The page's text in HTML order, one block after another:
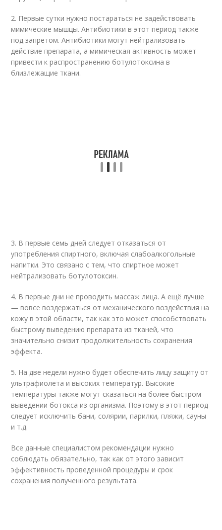
2. Первые сутки нужно постараться не задействовать
мимические мышцы. Антибиотики в этот период также
под запретом. Антибиотики могут нейтрализовать
действие препарата, а мимическая активность может
привести к распространению ботулотоксина в
близлежащие ткани.
3. В первые семь дней следует отказаться от
употребления спиртного, включая слабоалкогольные
напитки. Это связано с тем, что спиртное может
нейтрализовать ботулотоксин.
4. В первые дни не проводить массаж лица. А ещё лучше
— вовсе воздержаться от механического воздействия на
кожу в этой области, так как это может способствовать
быстрому выведению препарата из тканей, что
значительно снизит продолжительность сохранения
эффекта.
5. На две недели нужно будет обеспечить лицу защиту от
ультрафиолета и высоких температур. Высокие
температуры также могут сказаться на более быстром
выведении ботокса из организма. Поэтому в этот период
следует исключить бани, солярии, парилки, пляжи, сауны
и т.д.
Все данные специалистом рекомендации нужно
соблюдать обязательно, так как от этого зависит
эффективность проведенной процедуры и срок
сохранения полученного результата.